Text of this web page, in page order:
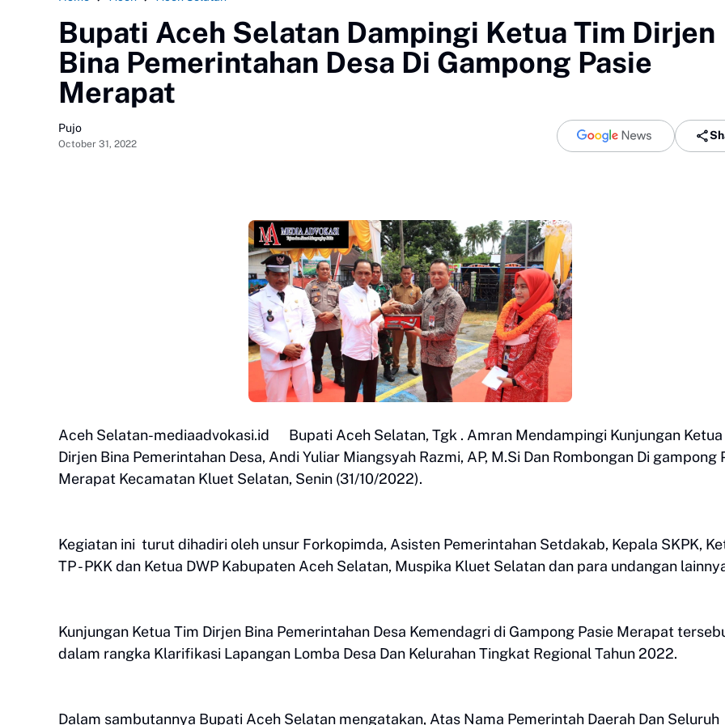
Bupati Aceh Selatan Dampingi Ketua Tim Dirjen
Bina Pemerintahan Desa Di Gampong Pasie
Merapat
Pujo
October 31, 2022
Aceh Selatan-mediaadvokasi.id Bupati Aceh Selatan, Tgk . Amran Mendampingi Kunjungan Ketua
Dirjen Bina Pemerintahan Desa, Andi Yuliar Miangsyah Razmi, AP, M.Si Dan Rombongan Di gampong
Merapat Kecamatan Kluet Selatan, Senin (31/10/2022).
Kegiatan ini turut dihadiri oleh unsur Forkopimda, Asisten Pemerintahan Setdakab, Kepala SKPK,
TP - PKK dan Ketua DWP Kabupaten Aceh Selatan, Muspika Kluet Selatan dan para undangan
Kunjungan Ketua Tim Dirjen Bina Pemerintahan Desa Kemendagri di Gampong Pasie Merapat
dalam rangka Klarifikasi Lapangan Lomba Desa Dan Kelurahan Tingkat Regional Tahun 2022.
Dalam sambutannya Bupati Aceh Selatan mengatakan, Atas Nama Pemerintah Daerah Dan Seluruh